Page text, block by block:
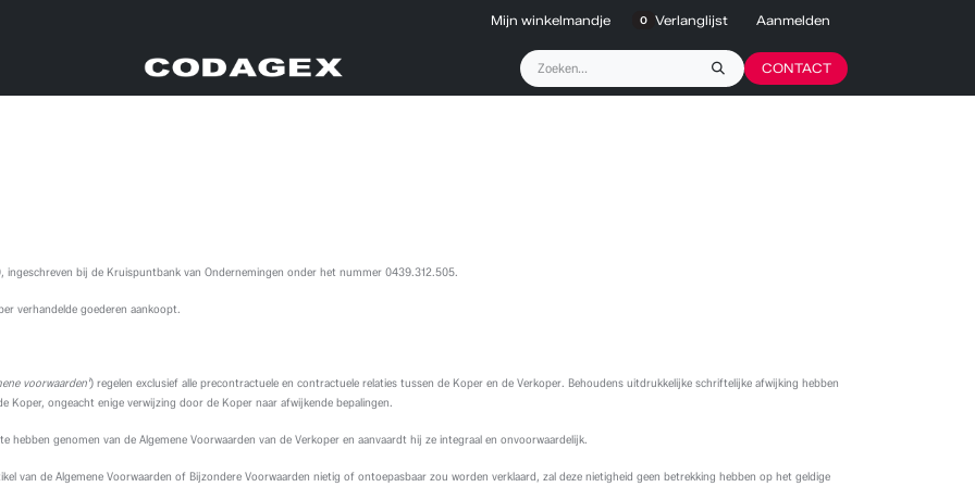
Mijn winkelmandje 0 Verlanglijst Aanmelden
CONTACT
ingeschreven bij de Kruispuntbank van Ondernemingen onder het nummer 0439.312.505.
verhandelde goederen aankoopt.
voorwaarden') regelen exclusief alle precontractuele en contractuele relaties tussen de Koper en de Verkoper. Behoudens uitdrukkelijke schriftelijke afwijking hebben
Koper, ongeacht enige verwijzing door de Koper naar afwijkende bepalingen.
genomen van de Algemene Voorwaarden van de Verkoper en aanvaardt hij ze integraal en onvoorwaardelijk.
van de Algemene Voorwaarden of Bijzondere Voorwaarden nietig of ontoepasbaar zou worden verklaard, zal deze nietigheid geen betrekking hebben op het geldige